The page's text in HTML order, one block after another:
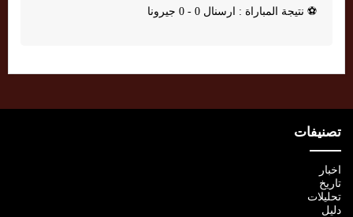
⚽ نتيجة المباراة : ارسنال 0 - 0 جيرونا
تصنيفات
اخبار
تاريخ
تحليلات
دليل